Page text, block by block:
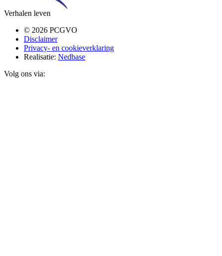
Verhalen leven
© 2026 PCGVO
Disclaimer
Privacy- en cookieverklaring
Realisatie: Nedbase
Volg ons via: